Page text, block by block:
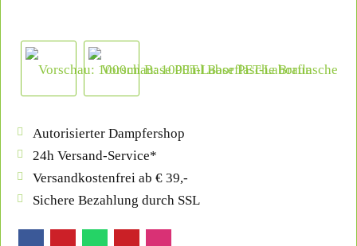
Autorisierter Dampfershop
24h Versand-Service*
Versandkostenfrei ab € 39,-
Sichere Bezahlung durch SSL